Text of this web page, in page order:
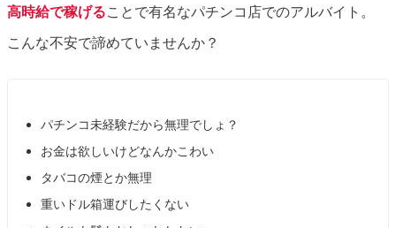
高時給で稼げることで有名なパチンコ店でのアルバイト。
こんな不安で諦めていませんか？
パチンコ未経験だから無理でしょ？
お金は欲しいけどなんかこわい
タバコの煙とか無理
重いドル箱運びしたくない